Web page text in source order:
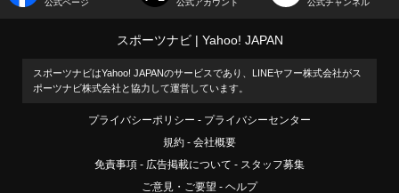
公式ページ
公式アカウント
公式チャンネル
スポーツナビ Yahoo! JAPAN
スポーツナビはYahoo! JAPANのサービスであり、LINEヤフー株式会社がス
ポーツナビ株式会社と協力して運営しています。
プライバシーポリシー
プライバシーセンター
規約
会社概要
免責事項
広告掲載について
スタッフ募集
ご意見・ご要望
ヘルプ